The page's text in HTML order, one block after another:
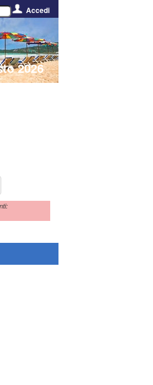
Accedi
2026